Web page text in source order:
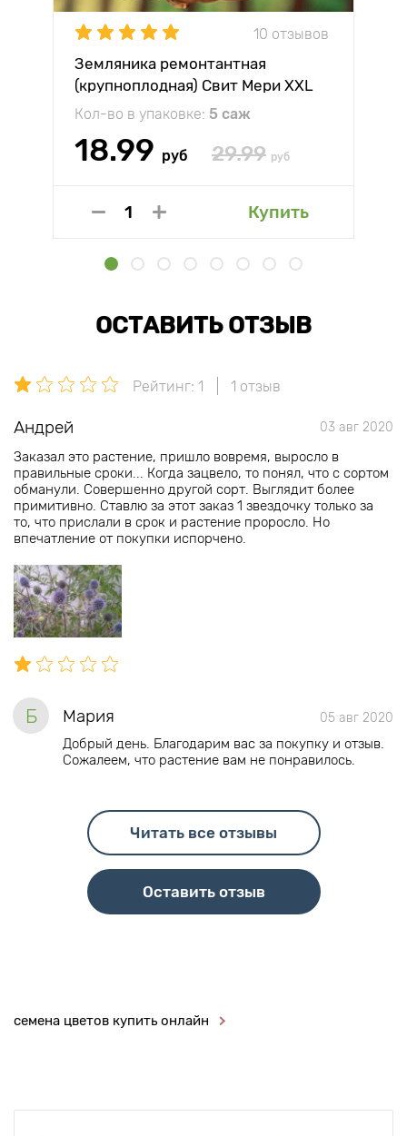
10 отзывов
Земляника ремонтантная
(крупноплодная) Свит Мери XXL
Кол-во в упаковке: 5 саж
18.99 руб 29.99 руб
Купить
ОСТАВИТЬ ОТЗЫВ
Рейтинг: 1 1 отзыв
Андрей 03 авг 2020
Заказал это растение, пришло вовремя, выросло в
правильные сроки... Когда зацвело, то понял, что с сортом
обманули. Совершенно другой сорт. Выглядит более
примитивно. Ставлю за этот заказ 1 звездочку только за
то, что прислали в срок и растение проросло. Но
впечатление от покупки испорчено.
Б Мария 05 авг 2020
Добрый день. Благодарим вас за покупку и отзыв.
Сожалеем, что растение вам не понравилось.
Читать все отзывы
Оставить отзыв
семена цветов купить онлайн